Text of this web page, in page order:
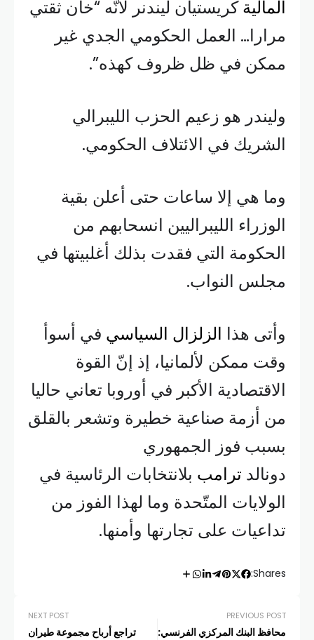
الماليةكريستيان ليندنر لأنّه “خان ثقتي
مرارا… العمل الحكومي الجدي غير
ممكن في ظل ظروف كهذه”.
وليندر هو زعيم الحزب الليبرالي
الشريك في الائتلاف الحكومي.
وما هي إلا ساعات حتى أعلن بقية
الوزراء الليبراليين انسحابهم من
الحكومة التي فقدت بذلك أغلبيتها في
مجلس النواب.
وأتى هذا الزلزال السياسي في أسوأ
وقت ممكن لألمانيا، إذ إنّ القوة
الاقتصادية الأكبر في أوروبا تعاني حاليا
من أزمة صناعية خطيرة وتشعر بالقلق
بسبب فوز الجمهوري
دونالد ترامب بلانتخابات الرئاسية في
الولايات المتّحدة وما لهذا الفوز من
تداعيات على تجارتها وأمنها.
Shares:
PREVIOUS POST
محافظ البنك المركزي الفرنسي:
NEXT POST
تراجع أرباح مجموعة طيران